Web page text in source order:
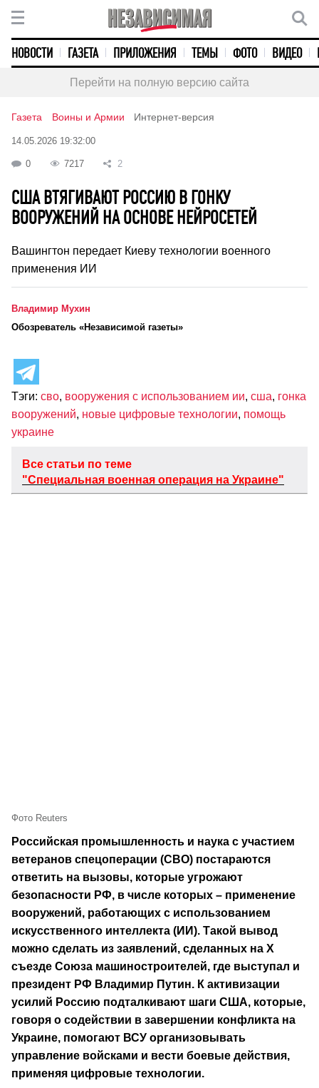
НОВОСТИ ГАЗЕТА ПРИЛОЖЕНИЯ ТЕМЫ ФОТО ВИДЕО
Перейти на полную версию сайта
Газета Воины и Армии Интернет-версия
14.05.2026 19:32:00
0 7217 2
США ВТЯГИВАЮТ РОССИЮ В ГОНКУ
ВООРУЖЕНИЙ НА ОСНОВЕ НЕЙРОСЕТЕЙ
Вашингтон передает Киеву технологии военного
применения ИИ
Владимир Мухин
Обозреватель «Независимой газеты»
Тэги: сво, вооружения с использованием ии, сша, гонка
вооружений, новые цифровые технологии, помощь
украине
Все статьи по теме
"Специальная военная операция на Украине"
Фото Reuters
Российская промышленность и наука с участием
ветеранов спецоперации (СВО) постараются
ответить на вызовы, которые угрожают
безопасности РФ, в числе которых – применение
вооружений, работающих с использованием
искусственного интеллекта (ИИ). Такой вывод
можно сделать из заявлений, сделанных на X
съезде Союза машиностроителей, где выступал и
президент РФ Владимир Путин. К активизации
усилий Россию подталкивают шаги США, которые,
говоря о содействии в завершении конфликта на
Украине, помогают ВСУ организовывать
управление войсками и вести боевые действия,
применяя цифровые технологии.